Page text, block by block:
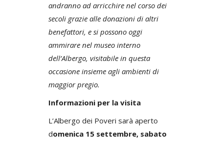
andranno ad arricchire nel corso dei
secoli grazie alle donazioni di altri
benefattori, e si possono oggi
ammirare nel museo interno
dell’Albergo, visitabile in questa
occasione insieme agli ambienti di
maggior pregio.
Informazioni per la visita
L’Albergo dei Poveri sarà aperto
domenica 15 settembre, sabato